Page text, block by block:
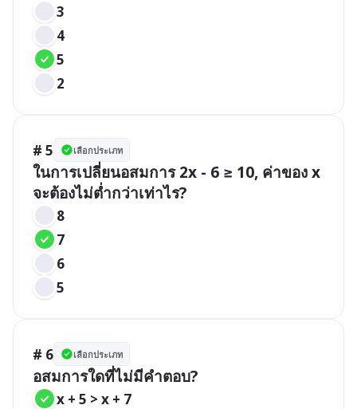
3
4
5
2
# 5 เลือกประเภท
ในการเปลี่ยนอสมการ 2x - 6 ≥ 10, ค่าของ x
จะต้องไม่ต่ำกว่าเท่าไร?
8
7
6
5
# 6 เลือกประเภท
อสมการใดที่ไม่มีคำตอบ?
x + 5 > x + 7